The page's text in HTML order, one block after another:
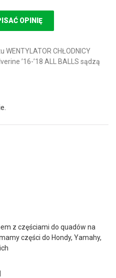
OPINIĘ
CHŁODNICY
’16-’18 ALL BALLS sądzą
z częściami do quadów na
części do Hondy, Yamahy,